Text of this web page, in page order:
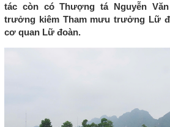
tác còn có Thượng tá Nguyễn
trưởng kiêm Tham mưu trưởng Lữ
cơ quan Lữ đoàn.